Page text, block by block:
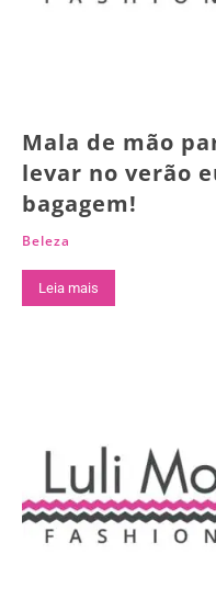
Mala de mão
levar no verão
bagagem!
Beleza
Leia mais